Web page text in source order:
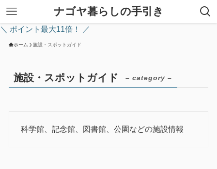
ナゴヤ暮らしの手引き
＼ ポイント最大11倍！ ／
ホーム 施設・スポットガイド
施設・スポットガイド – category –
科学館、記念館、図書館、公園などの施設情報